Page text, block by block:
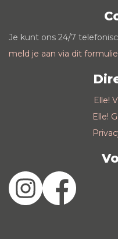
Je kunt ons 24/7
meld je aan via dit
Elle!
Elle!